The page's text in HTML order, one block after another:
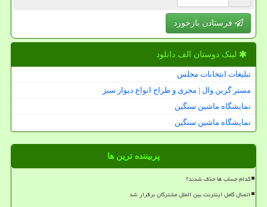
فرستادن بازخورد
لینک دوستان الف دانلود
تبلیغات انتخابات مجلس
مستر گرین وال | مجری و طراح انواع دیوار سبز
نمایشگاه ماشین سنگین
نمایشگاه ماشین سنگین
پربیننده ترین ها
کدام حساب ها حذف شدند؟
اتصال کامل اینترنت بین الملل مشترکان برقرار شد